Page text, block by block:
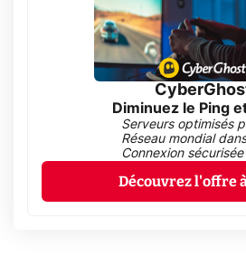
Diminuez le Ping
Serveurs optimisés
Réseau mondial
Connexion
Découvrez l'offre